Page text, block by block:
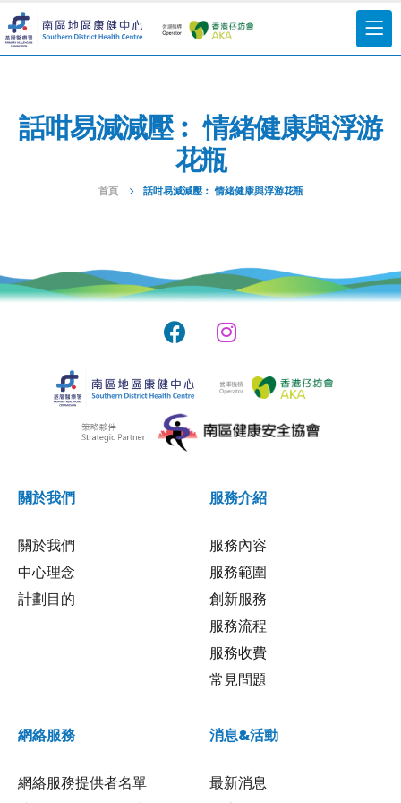
話咁易減減壓︰ 情緒健康與浮游
花瓶
首頁 話咁易減減壓︰ 情緒健康與浮游花瓶
關於我們
關於我們
中心理念
計劃目的
服務介紹
服務內容
服務範圍
創新服務
服務流程
服務收費
常見問題
網絡服務
網絡服務提供者名單
消息&活動
最新消息